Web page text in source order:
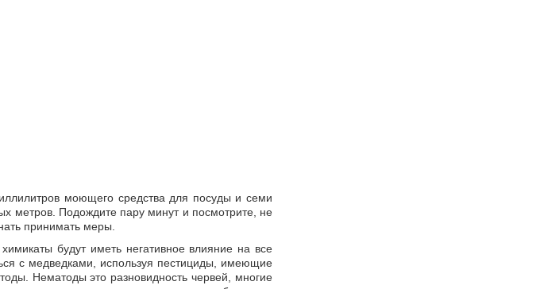
моющего средства для посуды и семи
метров. Подождите пару минут и посмотрите, не
принимать меры.
будут иметь негативное влияние на все
с медведками, используя пестициды, имеющие
Нематоды это разновидность червей, многие